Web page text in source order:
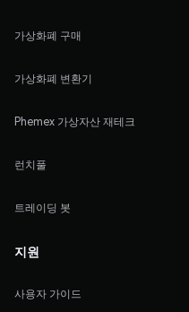
가상화폐 구매
가상화폐 변환기
Phemex 가상자산 재테크
런치풀
트레이딩 봇
지원
사용자 가이드